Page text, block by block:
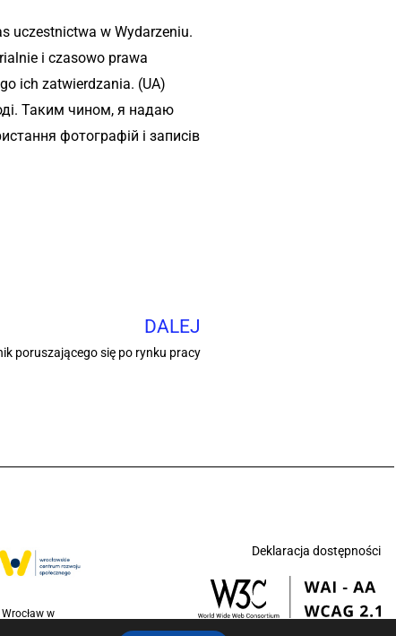
uczestnictwa w Wydarzeniu.
i czasowo prawa
ich zatwierdzania. (UA)
Таким чином, я надаю
фотографій і записів
DALEJ
poruszającego się po rynku pracy
w
Deklaracja dostępności